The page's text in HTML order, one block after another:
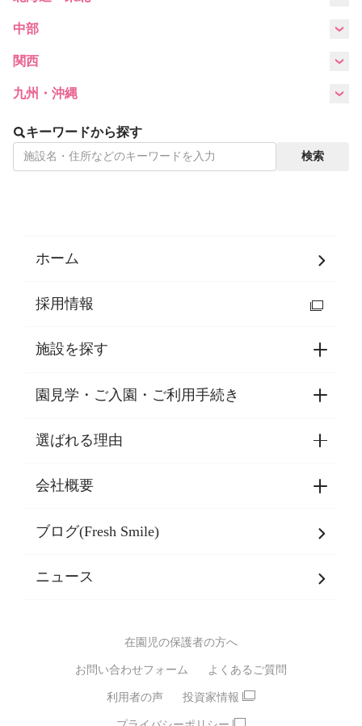
プライバシーポリシー
北海道
中部
愛知県
関西
滋賀県
九州・沖縄
沖縄県
キーワードから探す
検索
ホーム
採用情報
施設を探す
保育園
学童クラブ・児童館・交流館
園見学・ご入園・ご利用手続き
園見学・ご入園・ご利用手続き
東京都認証保育所空き状況
選ばれる理由
選ばれる理由一覧
乳児期・幼児期・
バイリンガル保育園
スポーツ保育園
モンテッソーリ式保育園
STEAMS保育・学童
えいご
会社概要
会社概要
SDGsについて
ブログ(Fresh Smile)
ニュース
在園児の保護者の方へ
お問い合わせフォーム よくあるご質問
利用者の声 投資家情報